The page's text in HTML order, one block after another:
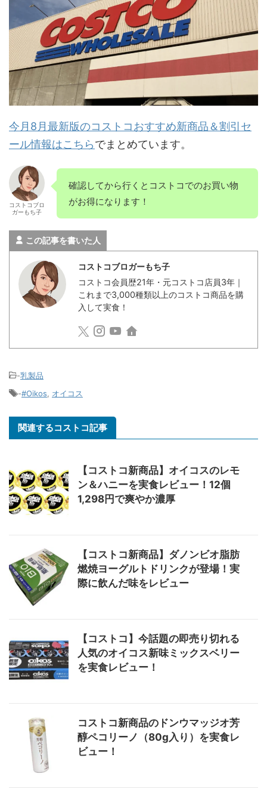
今月8月最新版のコストコおすすめ新商品＆割引セ
ール情報はこちらでまとめています。
コストコブロ
ガーもち子
確認してから行くとコストコでのお買い物
がお得になります！
この記事を書いた人
コストコブロガーもち子
コストコ会員歴21年・元コストコ店員3年｜
これまで3,000種類以上のコストコ商品を購
入して実食！
-乳製品
-#Oikos オイコス
関連するコストコ記事
【コストコ新商品】オイコスのレモ
ン＆ハニーを実食レビュー！12個
1,298円で爽やか濃厚
【コストコ新商品】ダノンビオ脂肪
燃焼ヨーグルトドリンクが登場！実
際に飲んだ味をレビュー
【コストコ】今話題の即売り切れる
人気のオイコス新味ミックスベリー
を実食レビュー！
コストコ新商品のドンウマッジオ芳
醇ペコリーノ（80g入り）を実食レ
ビュー！